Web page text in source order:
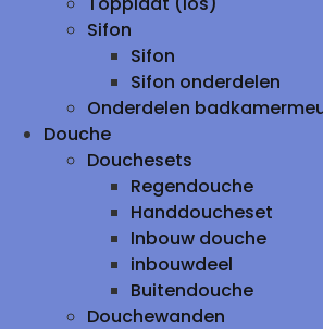
Sifon
Sifon
Sifon onderdelen
Onderdelen
Douche
Douchesets
Regendouche
Handdoucheset
Inbouw douche
inbouwdeel
Buitendouche
Douchewanden